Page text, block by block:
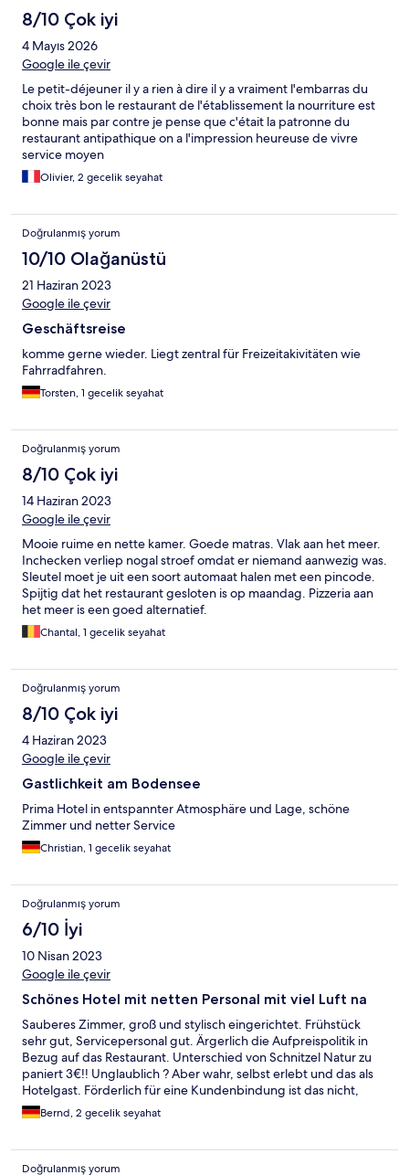
8/10 Çok iyi
4 Mayıs 2026
Google ile çevir
Le petit-déjeuner il y a rien à dire il y a vraiment l'embarras du
choix très bon le restaurant de l'établissement la nourriture est
bonne mais par contre je pense que c'était la patronne du
restaurant antipathique on a l'impression heureuse de vivre
service moyen
Olivier, 2 gecelik seyahat
Doğrulanmış yorum
10/10 Olağanüstü
21 Haziran 2023
Google ile çevir
Geschäftsreise
komme gerne wieder. Liegt zentral für Freizeitakivitäten wie
Fahrradfahren.
Torsten, 1 gecelik seyahat
Doğrulanmış yorum
8/10 Çok iyi
14 Haziran 2023
Google ile çevir
Mooie ruime en nette kamer. Goede matras. Vlak aan het meer.
Inchecken verliep nogal stroef omdat er niemand aanwezig was.
Sleutel moet je uit een soort automaat halen met een pincode.
Spijtig dat het restaurant gesloten is op maandag. Pizzeria aan
het meer is een goed alternatief.
Chantal, 1 gecelik seyahat
Doğrulanmış yorum
8/10 Çok iyi
4 Haziran 2023
Google ile çevir
Gastlichkeit am Bodensee
Prima Hotel in entspannter Atmosphäre und Lage, schöne
Zimmer und netter Service
Christian, 1 gecelik seyahat
Doğrulanmış yorum
6/10 İyi
10 Nisan 2023
Google ile çevir
Schönes Hotel mit netten Personal mit viel Luft na
Sauberes Zimmer, groß und stylisch eingerichtet. Frühstück
sehr gut, Servicepersonal gut. Ärgerlich die Aufpreispolitik in
Bezug auf das Restaurant. Unterschied von Schnitzel Natur zu
paniert 3€!! Unglaublich ? Aber wahr, selbst erlebt und das als
Hotelgast. Förderlich für eine Kundenbindung ist das nicht,
weswegen wir wahrscheinlich dort nicht mehr unseren Urlaub
verbringen werden.
Bernd, 2 gecelik seyahat
Doğrulanmış yorum